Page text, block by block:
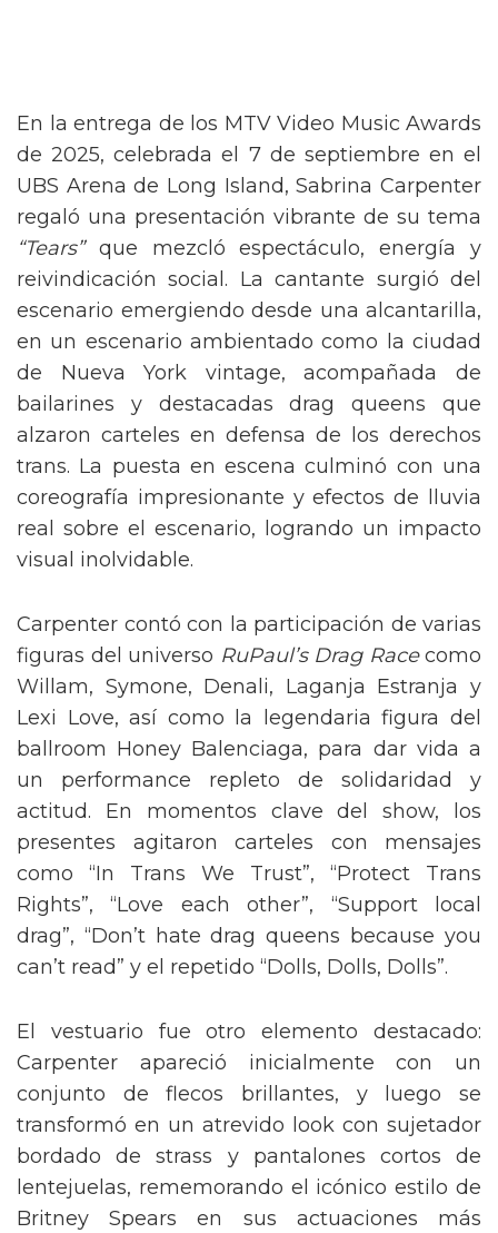
En la entrega de los MTV Video Music Awards
de 2025, celebrada el 7 de septiembre en el
UBS Arena de Long Island, Sabrina Carpenter
regaló una presentación vibrante de su tema
“Tears”que mezcló espectáculo, energía y
reivindicación social. La cantante surgió del
escenario emergiendo desde una alcantarilla,
en un escenario ambientado como la ciudad
de Nueva York vintage, acompañada de
bailarines y destacadas drag queens que
alzaron carteles en defensa de los derechos
trans. La puesta en escena culminó con una
coreografía impresionante y efectos de lluvia
real sobre el escenario, logrando un impacto
visual inolvidable.
Carpenter contó con la participación de varias
figuras del universo RuPaul’s Drag Racecomo
Willam, Symone, Denali, Laganja Estranja y
Lexi Love, así como la legendaria figura del
ballroom Honey Balenciaga, para dar vida a
un performance repleto de solidaridad y
actitud. En momentos clave del show, los
presentes agitaron carteles con mensajes
como “In Trans We Trust”, “Protect Trans
Rights”, “Love each other”, “Support local
drag”, “Don’t hate drag queens because you
can’t read” y el repetido “Dolls, Dolls, Dolls”.
El vestuario fue otro elemento destacado:
Carpenter apareció inicialmente con un
conjunto de flecos brillantes, y luego se
transformó en un atrevido look con sujetador
bordado de strass y pantalones cortos de
lentejuelas, rememorando el icónico estilo de
Britney Spears en sus actuaciones más